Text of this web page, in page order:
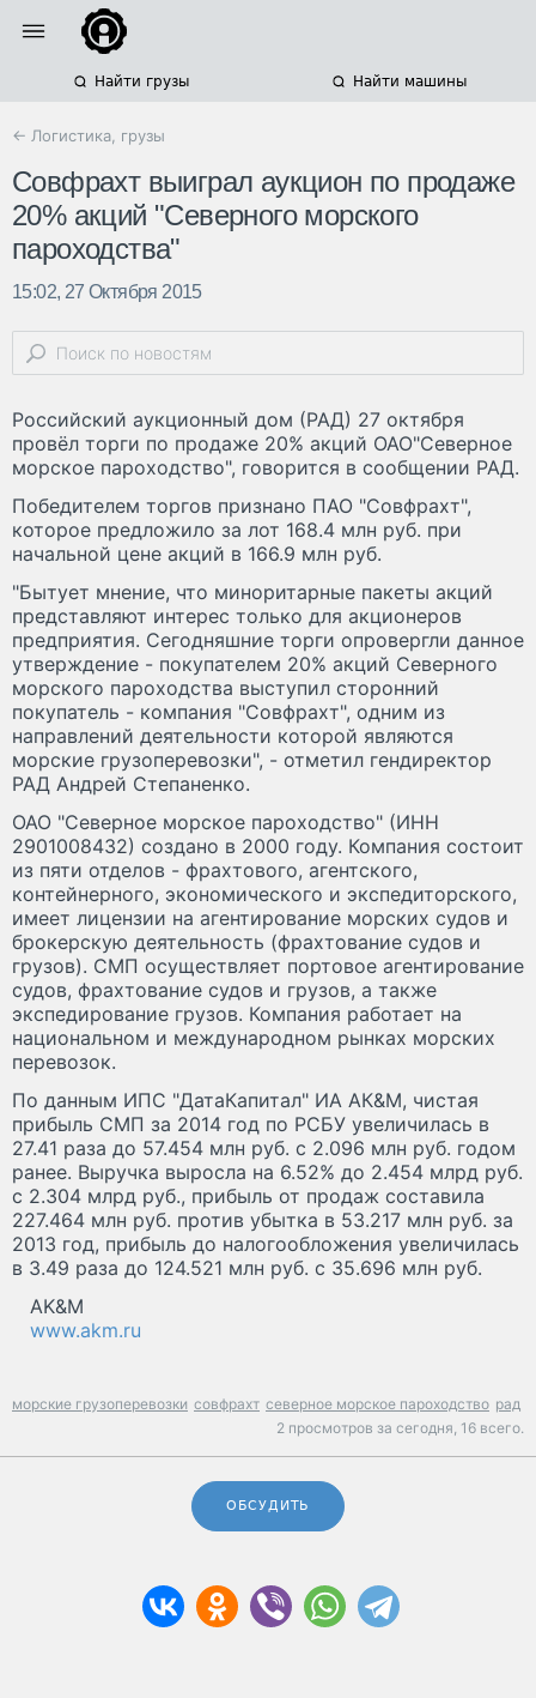
Найти грузы Найти машины
← Логистика, грузы
Совфрахт выиграл аукцион по продаже
20% акций "Северного морского
пароходства"
15:02, 27 Октября 2015
Российский аукционный дом (РАД) 27 октября
провёл торги по продаже 20% акций ОАО"Северное
морское пароходство", говорится в сообщении РАД.
Победителем торгов признано ПАО "Совфрахт",
которое предложило за лот 168.4 млн руб. при
начальной цене акций в 166.9 млн руб.
"Бытует мнение, что миноритарные пакеты акций
представляют интерес только для акционеров
предприятия. Сегодняшние торги опровергли данное
утверждение - покупателем 20% акций Северного
морского пароходства выступил сторонний
покупатель - компания "Совфрахт", одним из
направлений деятельности которой являются
морские грузоперевозки", - отметил гендиректор
РАД Андрей Степаненко.
ОАО "Северное морское пароходство" (ИНН
2901008432) создано в 2000 году. Компания состоит
из пяти отделов - фрахтового, агентского,
контейнерного, экономического и экспедиторского,
имеет лицензии на агентирование морских судов и
брокерскую деятельность (фрахтование судов и
грузов). СМП осуществляет портовое агентирование
судов, фрахтование судов и грузов, а также
экспедирование грузов. Компания работает на
национальном и международном рынках морских
перевозок.
По данным ИПС "ДатаКапитал" ИА АК&М, чистая
прибыль СМП за 2014 год по РСБУ увеличилась в
27.41 раза до 57.454 млн руб. с 2.096 млн руб. годом
ранее. Выручка выросла на 6.52% до 2.454 млрд руб.
с 2.304 млрд руб., прибыль от продаж составила
227.464 млн руб. против убытка в 53.217 млн руб. за
2013 год, прибыль до налогообложения увеличилась
в 3.49 раза до 124.521 млн руб. с 35.696 млн руб.
AK&M
www.akm.ru
морские грузоперевозки совфрахт северное морское пароходство рад
2 просмотров за сегодня, 16 всего.
ОБСУДИТЬ